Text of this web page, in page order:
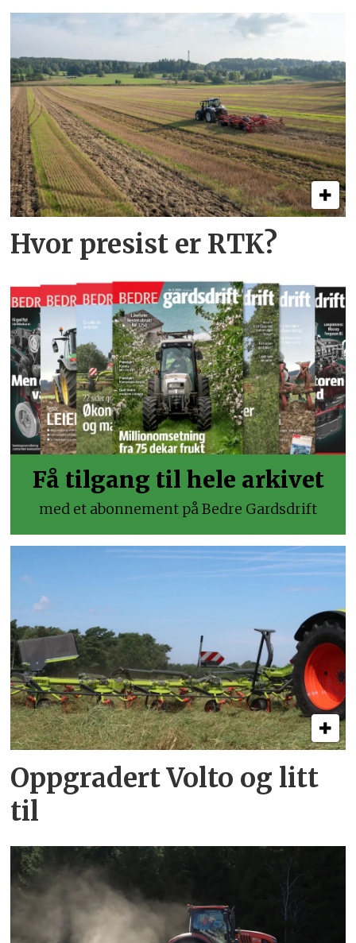
Hvor presist er RTK?
Få tilgang til hele arkivet
med et abonnement på Bedre Gardsdrift
Oppgradert Volto og litt
til